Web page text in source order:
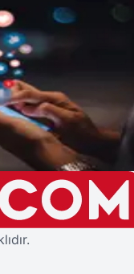
Sosyal Medyaya Yaş